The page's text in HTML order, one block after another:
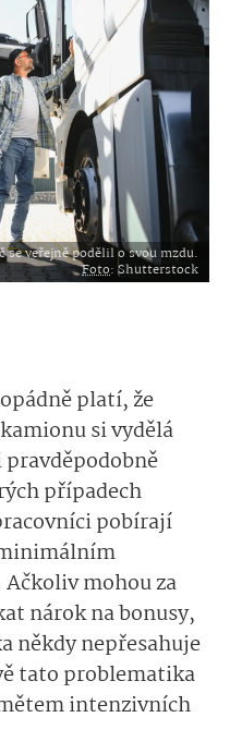
se veřejně podělil o svou mzdu.
Foto: Shutterstock
platí, že
si vydělá
případech
pobírají
mohou za
nárok na bonusy,
někdy nepřesahuje
tato problematika
intenzivních